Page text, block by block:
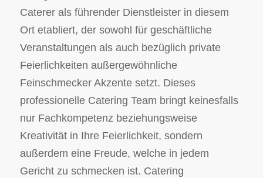
Caterer als führender Dienstleister in diesem
Ort etabliert, der sowohl für geschäftliche
Veranstaltungen als auch bezüglich private
Feierlichkeiten außergewöhnliche
Feinschmecker Akzente setzt. Dieses
professionelle Catering Team bringt keinesfalls
nur Fachkompetenz beziehungsweise
Kreativität in Ihre Feierlichkeit, sondern
außerdem eine Freude, welche in jedem
Gericht zu schmecken ist. Catering